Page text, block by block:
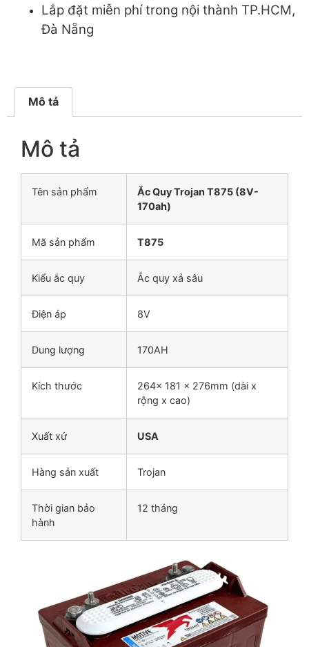
Lắp đặt miễn phí trong nội thành TP.HCM,
Đà Nẵng
Mô tả
Mô tả
Tên sản phẩm
Ắc Quy Trojan T875 (8V-
170ah)
Mã sản phẩm T875
Kiểu ắc quy Ắc quy xả sâu
Điện áp 8V
Dung lượng 170AH
Kích thước
264x 181 x 276mm (dài x
rộng x cao)
Xuất xứ USA
Hàng sản xuất Trojan
Thời gian bảo
hành
12 tháng